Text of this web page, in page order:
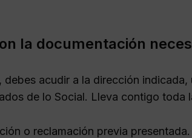
la documentación
acudir a la dirección indicada,
de lo Social. Lleva contigo toda
o reclamación previa presentada.